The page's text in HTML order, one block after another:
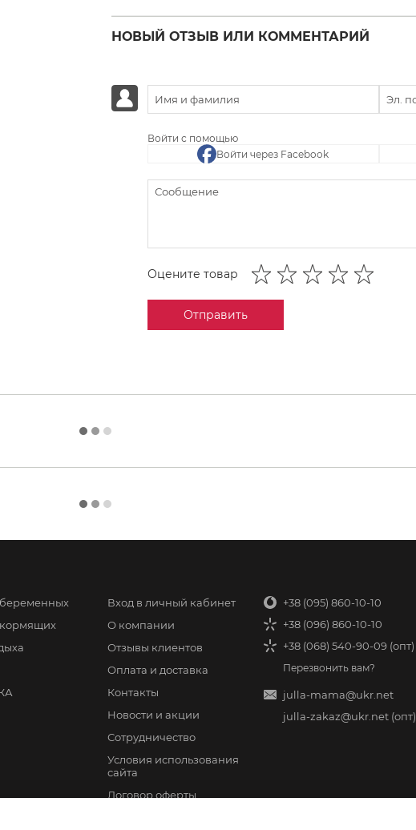
НОВЫЙ ОТЗЫВ ИЛИ КОММЕНТАРИЙ
Войти с помощью
Войти через Facebook
Оцените товар
Отправить
Вход в личный кабинет
О компании
Отзывы клиентов
Оплата и доставка
Контакты
Новости и акции
Сотрудничество
Условия использования
сайта
Договор оферты
+38 (095) 860-10-10
+38 (096) 860-10-10
+38 (068) 540-90-09 (опт)
Перезвонить вам?
julla-mama@ukr.net
julla-zakaz@ukr.net (опт)